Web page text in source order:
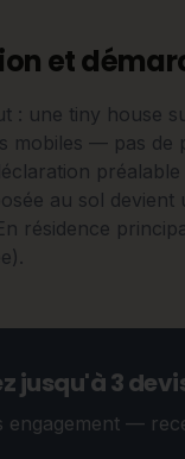
et
: une tiny house
mobiles — pas
au sol
résidence
jusqu'à 3
engagement —